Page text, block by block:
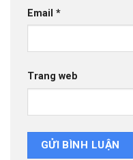
Email *
Trang web